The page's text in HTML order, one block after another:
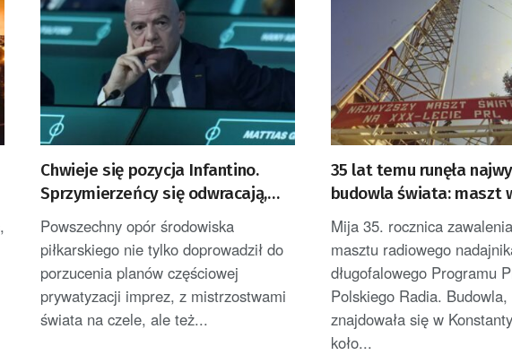
Chwieje się pozycja Infantino.
Sprzymierzeńcy się odwracają,
krytycy nabrali wiatru w żagle
Powszechny opór środowiska
piłkarskiego nie tylko doprowadził do
porzucenia planów częściowej
prywatyzacji imprez, z mistrzostwami
świata na czele, ale też...
35 lat temu runęła
budowla świata: maszt
Konstantynowie
Mija 35. rocznica
masztu radiowego
długofalowego Programu
Polskiego Radia.
znajdowała się w
koło...